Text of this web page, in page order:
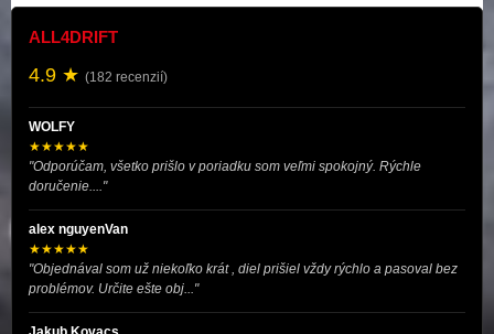
ALL4DRIFT
4.9 ★ (182 recenzií)
WOLFY
★★★★★
"Odporúčam, všetko prišlo v poriadku som veľmi spokojný. Rýchle
doručenie...."
alex nguyenVan
★★★★★
"Objednával som už niekoľko krát , diel prišiel vždy rýchlo a pasoval bez
problémov. Určite ešte obj..."